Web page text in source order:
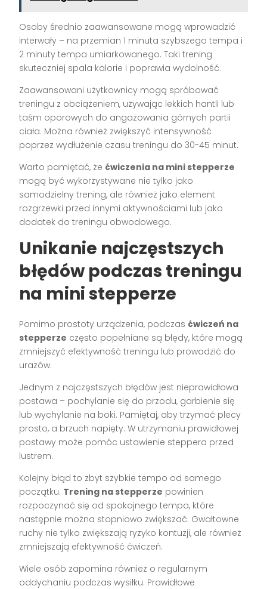
Osoby średnio zaawansowane mogą wprowadzić
interwały – na przemian 1 minuta szybszego tempa i
2 minuty tempa umiarkowanego. Taki trening
skuteczniej spala kalorie i poprawia wydolność.
Zaawansowani użytkownicy mogą spróbować
treningu z obciążeniem, używając lekkich hantli lub
taśm oporowych do angażowania górnych partii
ciała. Można również zwiększyć intensywność
poprzez wydłużenie czasu treningu do 30-45 minut.
Warto pamiętać, że ćwiczenia na mini stepperze
mogą być wykorzystywane nie tylko jako
samodzielny trening, ale również jako element
rozgrzewki przed innymi aktywnościami lub jako
dodatek do treningu obwodowego.
Unikanie najczęstszych
błędów podczas treningu
na mini stepperze
Pomimo prostoty urządzenia, podczas ćwiczeń na
stepperze często popełniane są błędy, które mogą
zmniejszyć efektywność treningu lub prowadzić do
urazów.
Jednym z najczęstszych błędów jest nieprawidłowa
postawa – pochylanie się do przodu, garbienie się
lub wychylanie na boki. Pamiętaj, aby trzymać plecy
prosto, a brzuch napięty. W utrzymaniu prawidłowej
postawy może pomóc ustawienie steppera przed
lustrem.
Kolejny błąd to zbyt szybkie tempo od samego
początku. Trening na stepperze powinien
rozpoczynać się od spokojnego tempa, które
następnie można stopniowo zwiększać. Gwałtowne
ruchy nie tylko zwiększają ryzyko kontuzji, ale również
zmniejszają efektywność ćwiczeń.
Wiele osób zapomina również o regularnym
oddychaniu podczas wysiłku. Prawidłowe